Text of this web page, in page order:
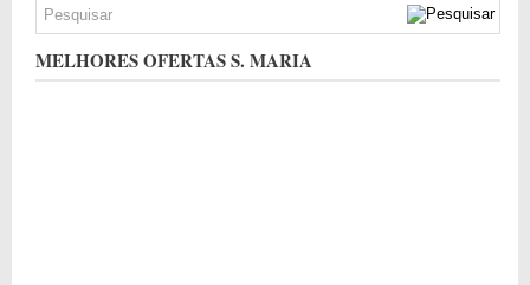
MELHORES OFERTAS S. MARIA